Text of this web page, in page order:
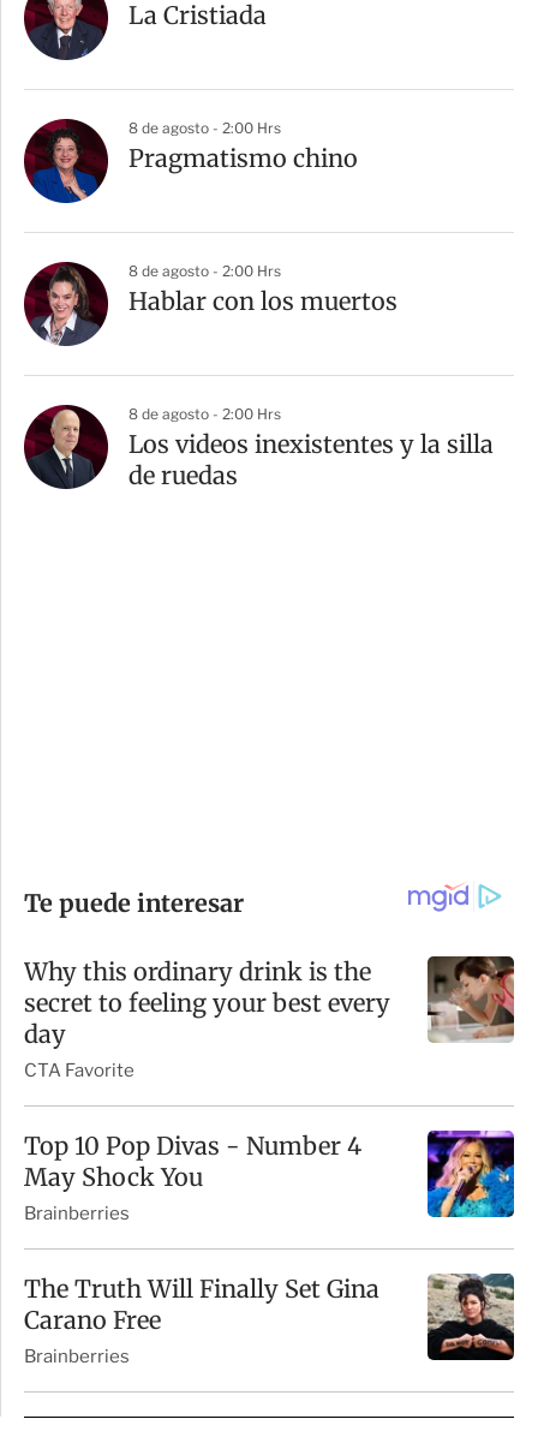
La Cristiada
8 de agosto - 2:00 Hrs
Pragmatismo chino
8 de agosto - 2:00 Hrs
Hablar con los muertos
8 de agosto - 2:00 Hrs
Los videos inexistentes y la silla
de ruedas